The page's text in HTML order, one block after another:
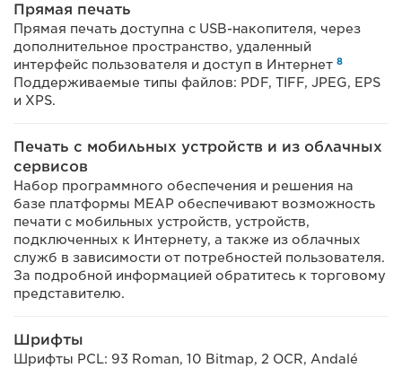
Прямая печать
Прямая печать доступна с USB-накопителя, через
дополнительное пространство, удаленный
интерфейс пользователя и доступ в Интернет 8
Поддерживаемые типы файлов: PDF, TIFF, JPEG, EPS
и XPS.
Печать с мобильных устройств и из облачных
сервисов
Набор программного обеспечения и решения на
базе платформы MEAP обеспечивают возможность
печати с мобильных устройств, устройств,
подключенных к Интернету, а также из облачных
служб в зависимости от потребностей пользователя.
За подробной информацией обратитесь к торговому
представителю.
Шрифты
Шрифты PCL: 93 Roman, 10 Bitmap, 2 OCR, Andalé